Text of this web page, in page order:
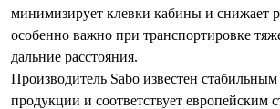
минимизирует клевки кабины и снижает
особенно важно при транспортировке
дальние расстояния.
Производитель Sabo известен стабильным
продукции и соответствует европейским